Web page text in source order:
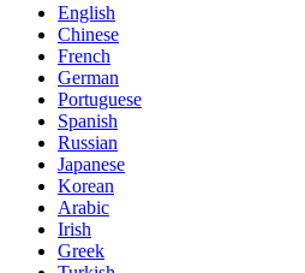
English
Chinese
French
German
Portuguese
Spanish
Russian
Japanese
Korean
Arabic
Irish
Greek